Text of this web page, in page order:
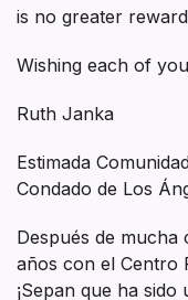
is no greater
Wishing each of
Ruth Janka
Estimada
Condado de Los
Después de mucha
años con el Centro
¡Sepan que ha